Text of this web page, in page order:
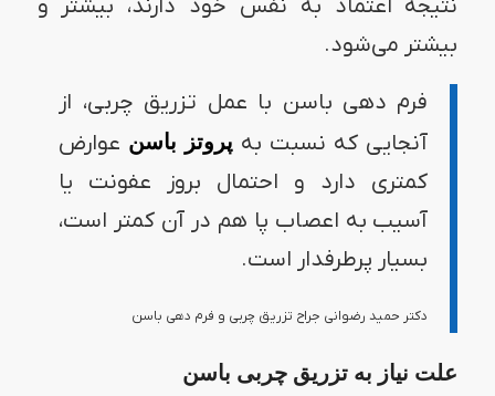
نتیجه اعتماد به نفس خود دارند، بیشتر و
بیشتر می‌شود.
فرم دهی باسن با عمل تزریق چربی، از
آنجایی که نسبت به پروتز باسن عوارض
کمتری دارد و احتمال بروز عفونت یا
آسیب به اعصاب پا هم در آن کمتر است،
بسیار پرطرفدار است.
دکتر حمید رضوانی جراح تزریق چربی و فرم دهی باسن
علت نیاز به تزریق چربی باسن